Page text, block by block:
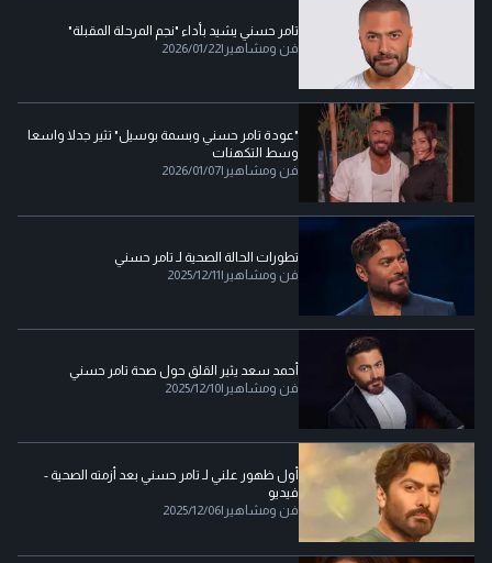
تامر حسني يشيد بأداء "نجم المرحلة المقبلة"
فن ومشاهير |
2026/01/22
"عودة تامر حسني وبسمة بوسيل" تثير جدلا واسعا
وسط التكهنات
فن ومشاهير |
2026/01/07
تطورات الحالة الصحية لـ تامر حسني
فن ومشاهير |
2025/12/11
أحمد سعد يثير القلق حول صحة تامر حسني
فن ومشاهير |
2025/12/10
أول ظهور علني لـ تامر حسني بعد أزمته الصحية -
فيديو
فن ومشاهير |
2025/12/06